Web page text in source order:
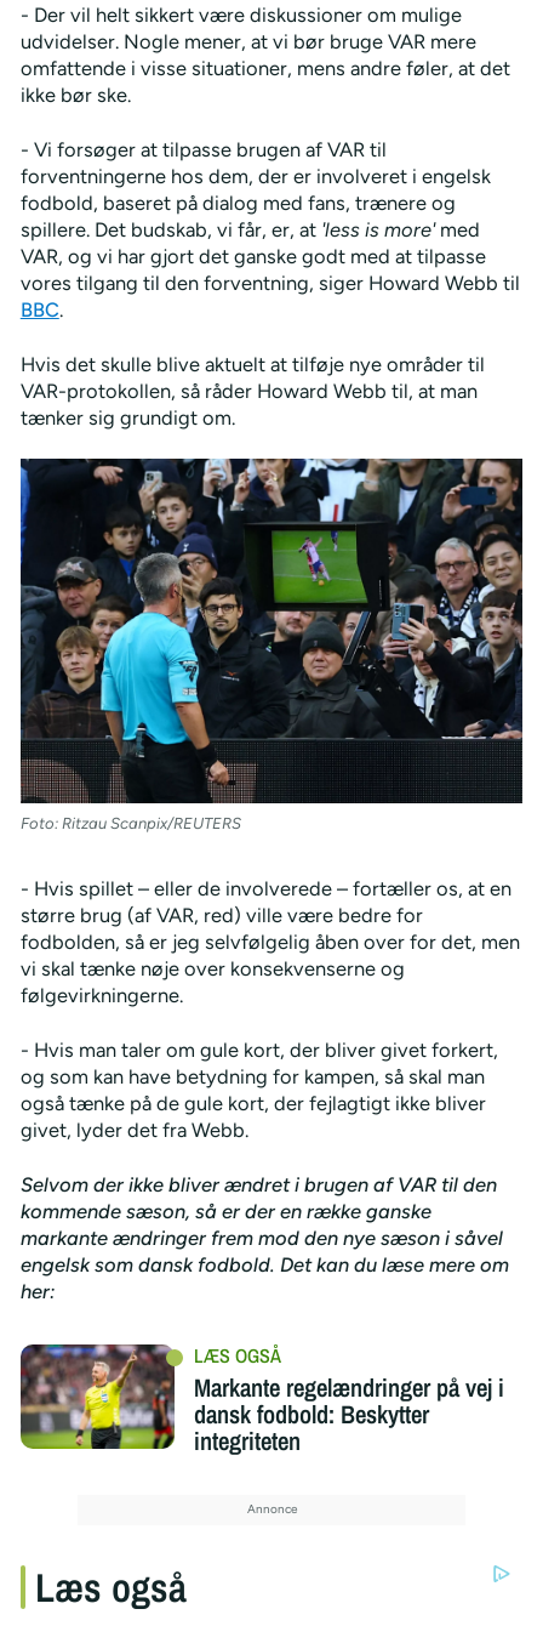
- Der vil helt sikkert være diskussioner om mulige
udvidelser. Nogle mener, at vi bør bruge VAR mere
omfattende i visse situationer, mens andre føler, at det
ikke bør ske.
- Vi forsøger at tilpasse brugen af VAR til
forventningerne hos dem, der er involveret i engelsk
fodbold, baseret på dialog med fans, trænere og
spillere. Det budskab, vi får, er, at 'less is more'med
VAR, og vi har gjort det ganske godt med at tilpasse
vores tilgang til den forventning, siger Howard Webb til
BBC.
Hvis det skulle blive aktuelt at tilføje nye områder til
VAR-protokollen, så råder Howard Webb til, at man
tænker sig grundigt om.
Foto: Ritzau Scanpix/REUTERS
- Hvis spillet – eller de involverede – fortæller os, at en
større brug (af VAR, red) ville være bedre for
fodbolden, så er jeg selvfølgelig åben over for det, men
vi skal tænke nøje over konsekvenserne og
følgevirkningerne.
- Hvis man taler om gule kort, der bliver givet forkert,
og som kan have betydning for kampen, så skal man
også tænke på de gule kort, der fejlagtigt ikke bliver
givet, lyder det fra Webb.
Selvom der ikke bliver ændret i brugen af VAR til den
kommende sæson, så er der en række ganske
markante ændringer frem mod den nye sæson i såvel
engelsk som dansk fodbold. Det kan du læse mere om
her:
Markante regelændringer på vej i
dansk fodbold: Beskytter
integriteten